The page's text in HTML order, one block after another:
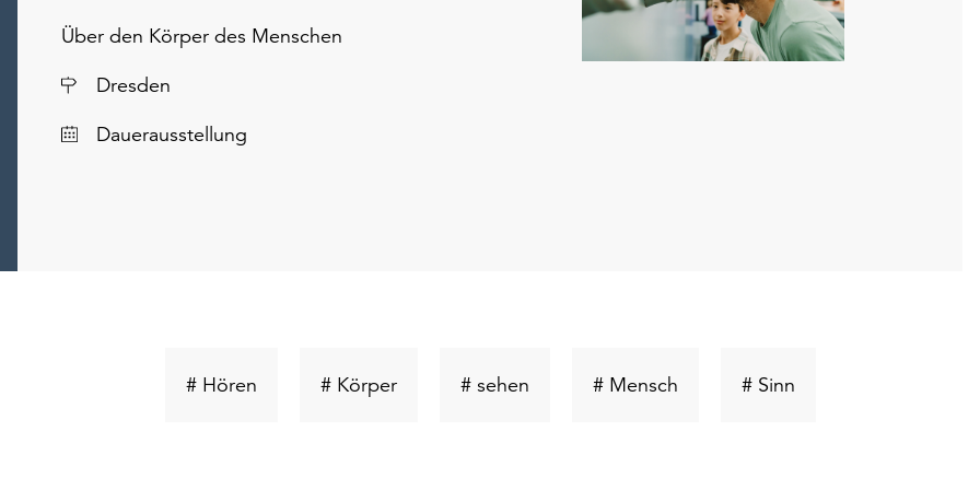
Über den Körper des Menschen
Ort
Dresden
Dauerausstellung
# HörenSchlüsselwort
# KörperSchlüsselwort
# sehenSchlüsselwort
# MenschSchlüsselwort
# SinnSchlüsselwort